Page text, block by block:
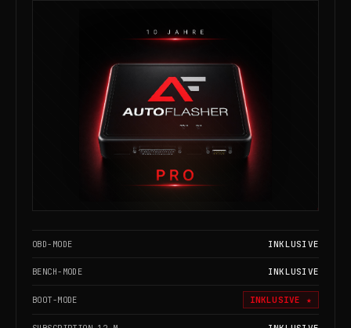
OBD-MODE INKLUSIVE
BENCH-MODE INKLUSIVE
BOOT-MODE INKLUSIVE ★